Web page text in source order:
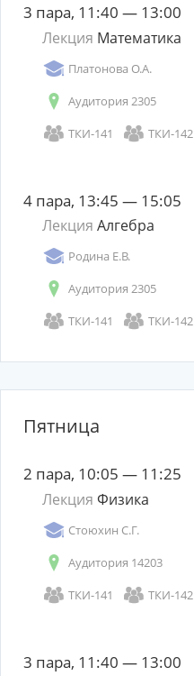
3 пара, 11:40 — 13:00
Лекция Математика
Платонова О.А.
Аудитория 2305
ТКИ-141
ТКИ-142
4 пара, 13:45 — 15:05
Лекция Алгебра
Родина Е.В.
Аудитория 2305
ТКИ-141
ТКИ-142
Пятница
2 пара, 10:05 — 11:25
Лекция Физика
Стоюхин С.Г.
Аудитория 14203
ТКИ-141
ТКИ-142
3 пара, 11:40 — 13:00